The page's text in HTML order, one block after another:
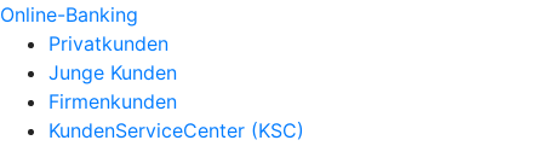
Online-Banking
Privatkunden
Junge Kunden
Firmenkunden
KundenServiceCenter (KSC)